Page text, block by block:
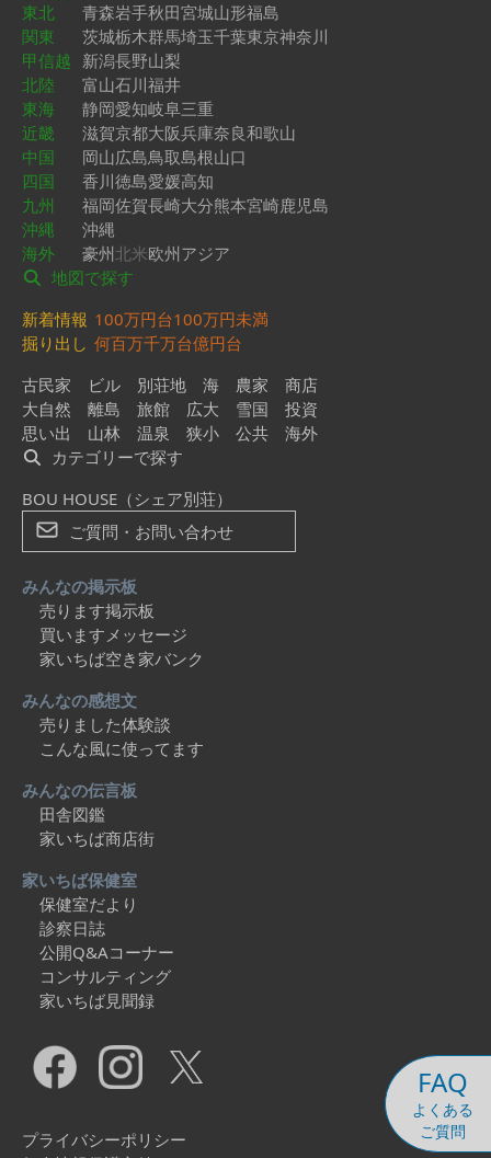
FAQ
よくある
ご質問
東北
青森岩手秋田宮城山形福島
関東
茨城栃木群馬埼玉千葉東京神奈川
甲信越 新潟長野山梨
北陸
富山石川福井
東海
静岡愛知岐阜三重
近畿
滋賀京都大阪兵庫奈良和歌山
中国
岡山広島鳥取島根山口
四国
香川徳島愛媛高知
九州
福岡佐賀長崎大分熊本宮崎鹿児島
沖縄
沖縄
海外
豪州北米欧州アジア
地図で探す
新着情報 100万円台100万円未満
掘り出し 何百万千万台億円台
古民家
ビル 別荘地 海 農家
商店
大自然
離島 旅館 広大 雪国
投資
思い出
山林 温泉 狭小 公共
海外
カテゴリーで探す
BOU HOUSE（シェア別荘）
ご質問・お問い合わせ
みんなの掲示板
売ります掲示板
買いますメッセージ
家いちば空き家バンク
みんなの感想文
売りました体験談
こんな風に使ってます
みんなの伝言板
田舎図鑑
家いちば商店街
家いちば保健室
保健室だより
診察日誌
公開Q&Aコーナー
コンサルティング
家いちば見聞録
プライバシーポリシー